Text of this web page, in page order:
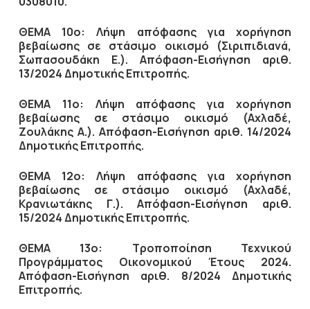
ΘΕΜΑ 10ο: Λήψη απόφασης για χορήγηση
βεβαίωσης σε στάσιμο οικισμό (Σιριπιδιανά,
Σωπασουδάκη Ε.).
Απόφαση-Εισήγηση αριθ.
13/2024 Δημοτικής Επιτροπής.
ΘΕΜΑ 11ο: Λήψη απόφασης για χορήγηση
βεβαίωσης σε στάσιμο οικισμό (Αχλαδέ,
Ζουλάκης Α.). Απόφαση-Εισήγηση αριθ. 14/2024
Δημοτικής Επιτροπής.
ΘΕΜΑ 12ο: Λήψη απόφασης για χορήγηση
βεβαίωσης σε στάσιμο οικισμό (Αχλαδέ,
Κρανιωτάκης Γ.). Απόφαση-Εισήγηση αριθ.
15/2024 Δημοτικής Επιτροπής.
ΘΕΜΑ 13ο: Τροποποίηση Τεχνικού
Προγράμματος Οικονομικού Έτους 2024.
Απόφαση-Εισήγηση αριθ. 8/2024 Δημοτικής
Επιτροπής.